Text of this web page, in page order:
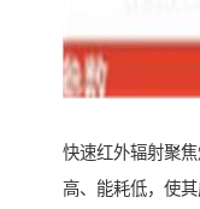
快速红外辐射聚
高、能耗低，使